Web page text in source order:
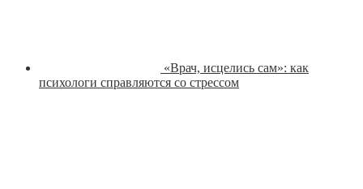
«Врач, исцелись сам»: как
психологи справляются со стрессом